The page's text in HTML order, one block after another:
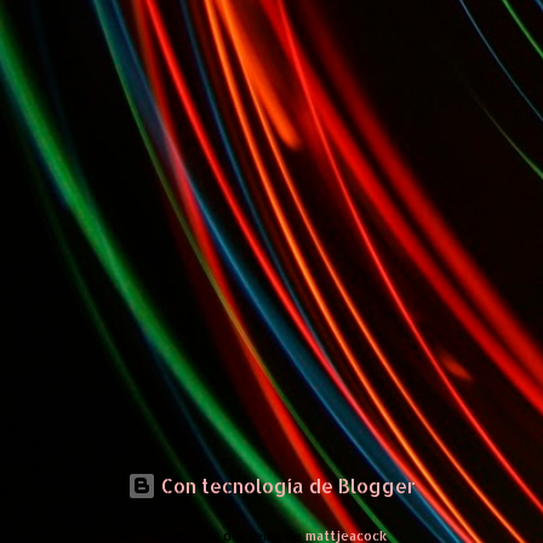
Con tecnología de Blogger
Imágenes del tema demattjeacock